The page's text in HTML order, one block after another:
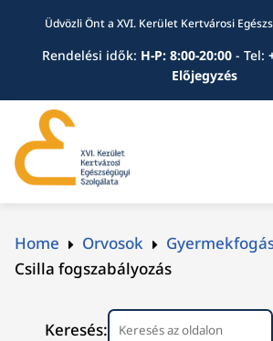
Üdvözli Önt a XVI. Kerület Kertvárosi
Rendelési idők: H-P: 8:00-20:00 - Tel:
Előjegyzés
Home E Orvosok E
Csilla fogszabályozás
Keresés: